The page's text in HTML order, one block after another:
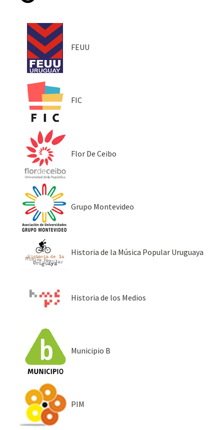
FEUU
FIC
Flor De Ceibo
Grupo Montevideo
Historia de la Música Popular Uruguaya
Historia de los Medios
Municipio B
PIM